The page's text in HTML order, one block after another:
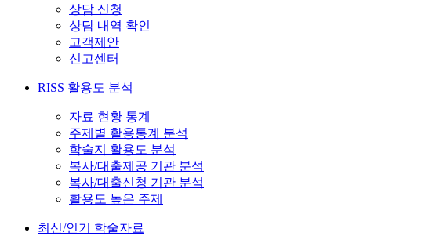
상담 신청
상담 내역 확인
고객제안
신고센터
RISS 활용도 분석
자료 현황 통계
주제별 활용통계 분석
학술지 활용도 분석
복사/대출제공 기관 분석
복사/대출신청 기관 분석
활용도 높은 주제
최신/인기 학술자료